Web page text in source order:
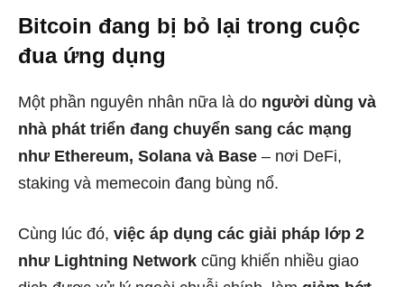
Bitcoin đang bị bỏ lại trong cuộc
đua ứng dụng
Một phần nguyên nhân nữa là do người dùng và
nhà phát triển đang chuyển sang các mạng
như Ethereum, Solana và Base – nơi DeFi,
staking và memecoin đang bùng nổ.
Cùng lúc đó, việc áp dụng các giải pháp lớp 2
như Lightning Network cũng khiến nhiều giao